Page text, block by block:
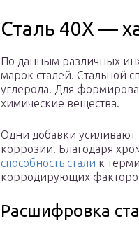
Сталь 40Х —
По данным различных
марок сталей. Стальной
углерода. Для
химические вещества.
Одни добавки усиливают
коррозии. Благодаря
способность стали к
корродирующих
Расшифровка